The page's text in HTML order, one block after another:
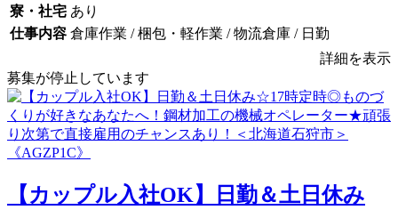
寮・社宅 あり
仕事内容 倉庫作業 / 梱包・軽作業 / 物流倉庫 / 日勤
詳細を表示
募集が停止しています
【カップル入社OK】日勤＆土日休み